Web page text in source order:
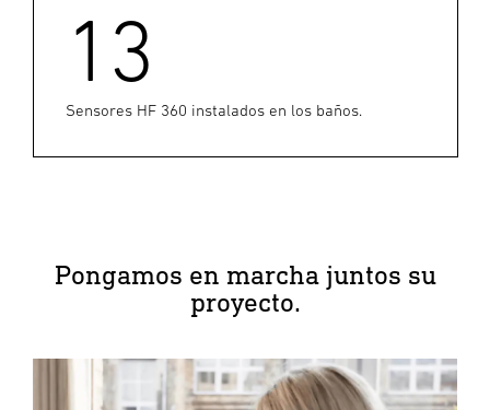
13
Sensores HF 360 instalados en los baños.
Pongamos en marcha juntos su
proyecto.